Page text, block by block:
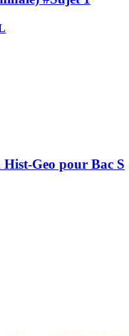
Geo pour Bac S